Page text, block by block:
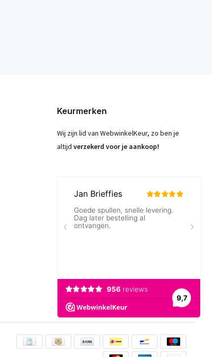
Keurmerken
Wij zijn lid van WebwinkelKeur, zo ben je
altijd verzekerd voor je aankoop!